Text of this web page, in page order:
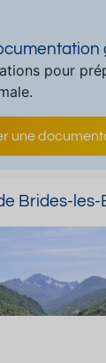
pour
une
Brides-les-